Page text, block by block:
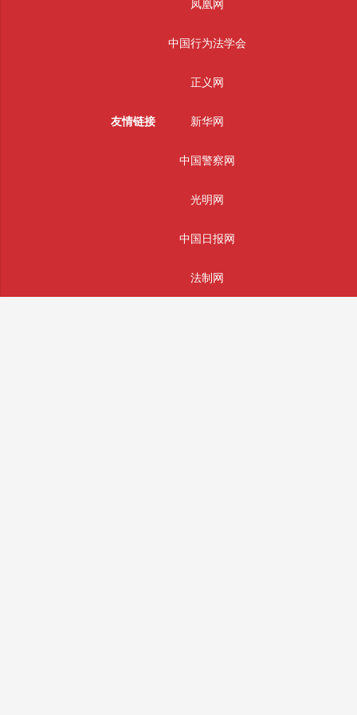
友情链接
凤凰网
中国行为法学会
正义网
新华网
中国警察网
光明网
中国日报网
法制网